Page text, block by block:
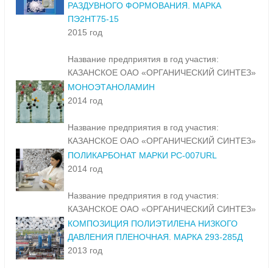
РАЗДУВНОГО ФОРМОВАНИЯ. МАРКА
ПЭ2НТ75-15
2015 год
Название предприятия в год участия:
КАЗАНСКОЕ ОАО «ОРГАНИЧЕСКИЙ СИНТЕЗ»
МОНОЭТАНОЛАМИН
2014 год
Название предприятия в год участия:
КАЗАНСКОЕ ОАО «ОРГАНИЧЕСКИЙ СИНТЕЗ»
ПОЛИКАРБОНАТ МАРКИ PC-007URL
2014 год
Название предприятия в год участия:
КАЗАНСКОЕ ОАО «ОРГАНИЧЕСКИЙ СИНТЕЗ»
КОМПОЗИЦИЯ ПОЛИЭТИЛЕНА НИЗКОГО
ДАВЛЕНИЯ ПЛЕНОЧНАЯ. МАРКА 293-285Д
2013 год